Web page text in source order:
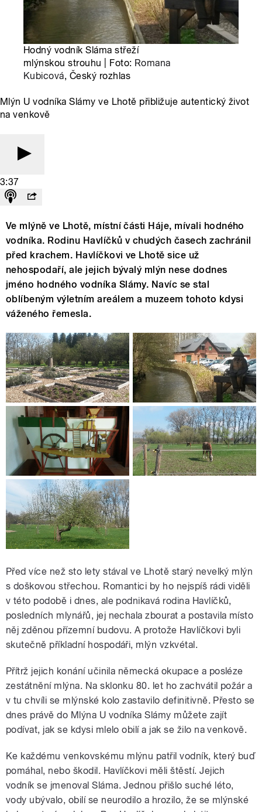
Hodný vodník Sláma střeží
mlýnskou strouhu | Foto: Romana
Kubicová, Český rozhlas
Mlýn U vodníka Slámy ve Lhotě přibližuje autentický život
na venkově
3:37
Ve mlýně ve Lhotě, místní části Háje, mívali hodného
vodníka. Rodinu Havlíčků v chudých časech zachránil
před krachem. Havlíčkovi ve Lhotě sice už
nehospodaří, ale jejich bývalý mlýn nese dodnes
jméno hodného vodníka Slámy. Navíc se stal
oblíbeným výletním areálem a muzeem tohoto kdysi
váženého řemesla.
Před více než sto lety stával ve Lhotě starý nevelký mlýn
s doškovou střechou. Romantici by ho nejspíš rádi viděli
v této podobě i dnes, ale podnikavá rodina Havlíčků,
posledních mlynářů, jej nechala zbourat a postavila místo
něj zděnou přízemní budovu. A protože Havlíčkovi byli
skutečně příkladní hospodáři, mlýn vzkvétal.
Přítrž jejich konání učinila německá okupace a posléze
zestátnění mlýna. Na sklonku 80. let ho zachvátil požár a
v tu chvíli se mlýnské kolo zastavilo definitivně. Přesto se
dnes právě do Mlýna U vodníka Slámy můžete zajít
podívat, jak se kdysi mlelo obilí a jak se žilo na venkově.
Ke každému venkovskému mlýnu patřil vodník, který buď
pomáhal, nebo škodil. Havlíčkovi měli štěstí. Jejich
vodník se jmenoval Sláma. Jednou přišlo suché léto,
vody ubývalo, obilí se neurodilo a hrozilo, že se mlýnské